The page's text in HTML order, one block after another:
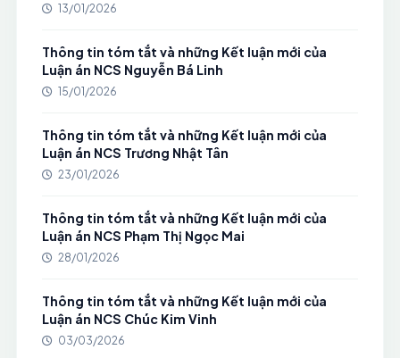
13/01/2026
Thông tin tóm tắt và những Kết luận mới của
Luận án NCS Nguyễn Bá Linh
15/01/2026
Thông tin tóm tắt và những Kết luận mới của
Luận án NCS Trương Nhật Tân
23/01/2026
Thông tin tóm tắt và những Kết luận mới của
Luận án NCS Phạm Thị Ngọc Mai
28/01/2026
Thông tin tóm tắt và những Kết luận mới của
Luận án NCS Chúc Kim Vinh
03/03/2026